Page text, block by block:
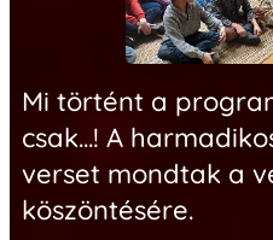
Mi történt a
csak...! A
verset mondtak a
köszöntésére.